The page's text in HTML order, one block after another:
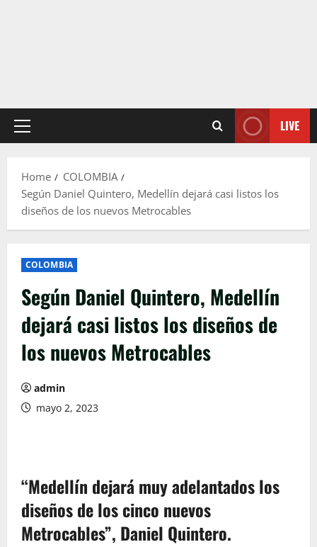
Primary
LIVE
Home
COLOMBIA
Según Daniel Quintero, Medellín dejará casi listos los
diseños de los nuevos Metrocables
COLOMBIA
Según Daniel Quintero, Medellín
dejará casi listos los diseños de
los nuevos Metrocables
admin
mayo 2, 2023
“Medellín dejará muy adelantados los
diseños de los cinco nuevos
Metrocables”, Daniel Quintero.